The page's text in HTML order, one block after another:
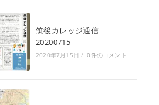
筑後カレッジ通信
20200715
2020年7月15日 / 0件のコメント